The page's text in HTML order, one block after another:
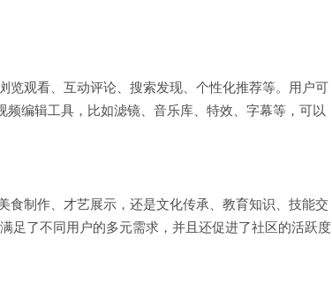
览观看、互动评论、搜索发现、个性化推荐等。用户可
编辑工具，比如滤镜、音乐库、特效、字幕等，可以
食制作、才艺展示，还是文化传承、教育知识、技能交
足了不同用户的多元需求，并且还促进了社区的活跃度